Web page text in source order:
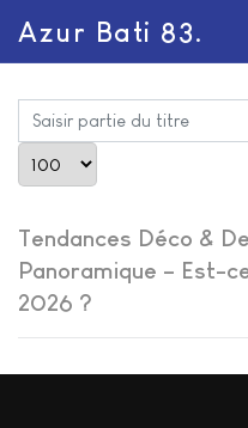
Azur Bati 83.
Saisir partie du titre
Tendances Déco &
Panoramique – Est-
2026 ?